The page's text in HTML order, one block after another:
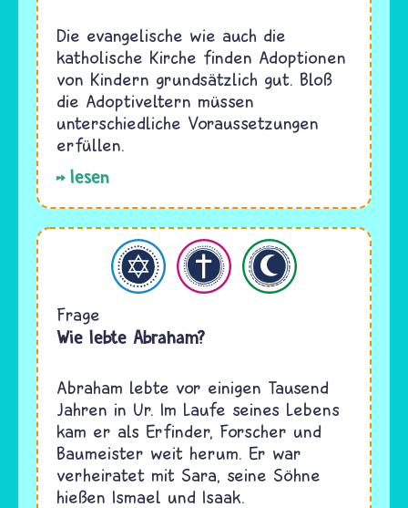
Die evangelische wie auch die
katholische Kirche finden Adoptionen
von Kindern grundsätzlich gut. Bloß
die Adoptiveltern müssen
unterschiedliche Voraussetzungen
erfüllen.
lesen
ChristentumIslam
Frage
Wie lebte Abraham?
Abraham lebte vor einigen Tausend
Jahren in Ur. Im Laufe seines Lebens
kam er als Erfinder, Forscher und
Baumeister weit herum. Er war
verheiratet mit Sara, seine Söhne
hießen Ismael und Isaak.